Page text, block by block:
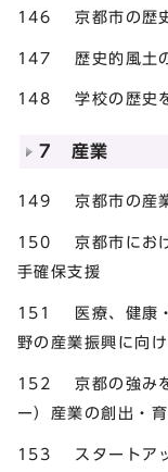
146 京都市の歴
147 歴史的風土の
148 学校の歴史を
7 産業
149 京都市の産
150 京都市におけ
手確保支援
151 医療、健康・
野の産業振興に向
152 京都の強みを
ー）産業の創出・
153 スタートアッ